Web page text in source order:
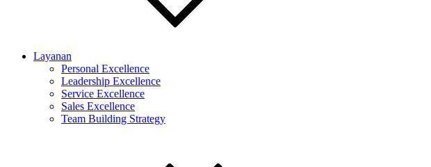
Layanan
Personal Excellence
Leadership Excellence
Service Excellence
Sales Excellence
Team Building Strategy